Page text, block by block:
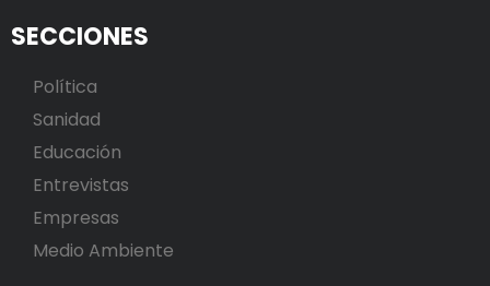
SECCIONES
Política
Sanidad
Educación
Entrevistas
Empresas
Medio Ambiente